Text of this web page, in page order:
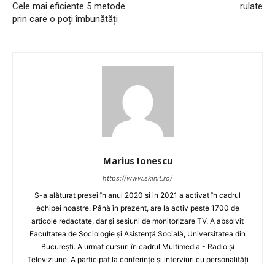
Cele mai eficiente 5 metode
prin care o poți îmbunătăți
rulate
Marius Ionescu
https://www.skinit.ro/
S-a alăturat presei în anul 2020 si in 2021 a activat în cadrul
echipei noastre. Până în prezent, are la activ peste 1700 de
articole redactate, dar și sesiuni de monitorizare TV. A absolvit
Facultatea de Sociologie și Asistență Socială, Universitatea din
București. A urmat cursuri în cadrul Multimedia - Radio și
Televiziune. A participat la conferințe și interviuri cu personalități